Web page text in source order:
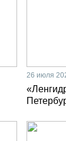
26 июля